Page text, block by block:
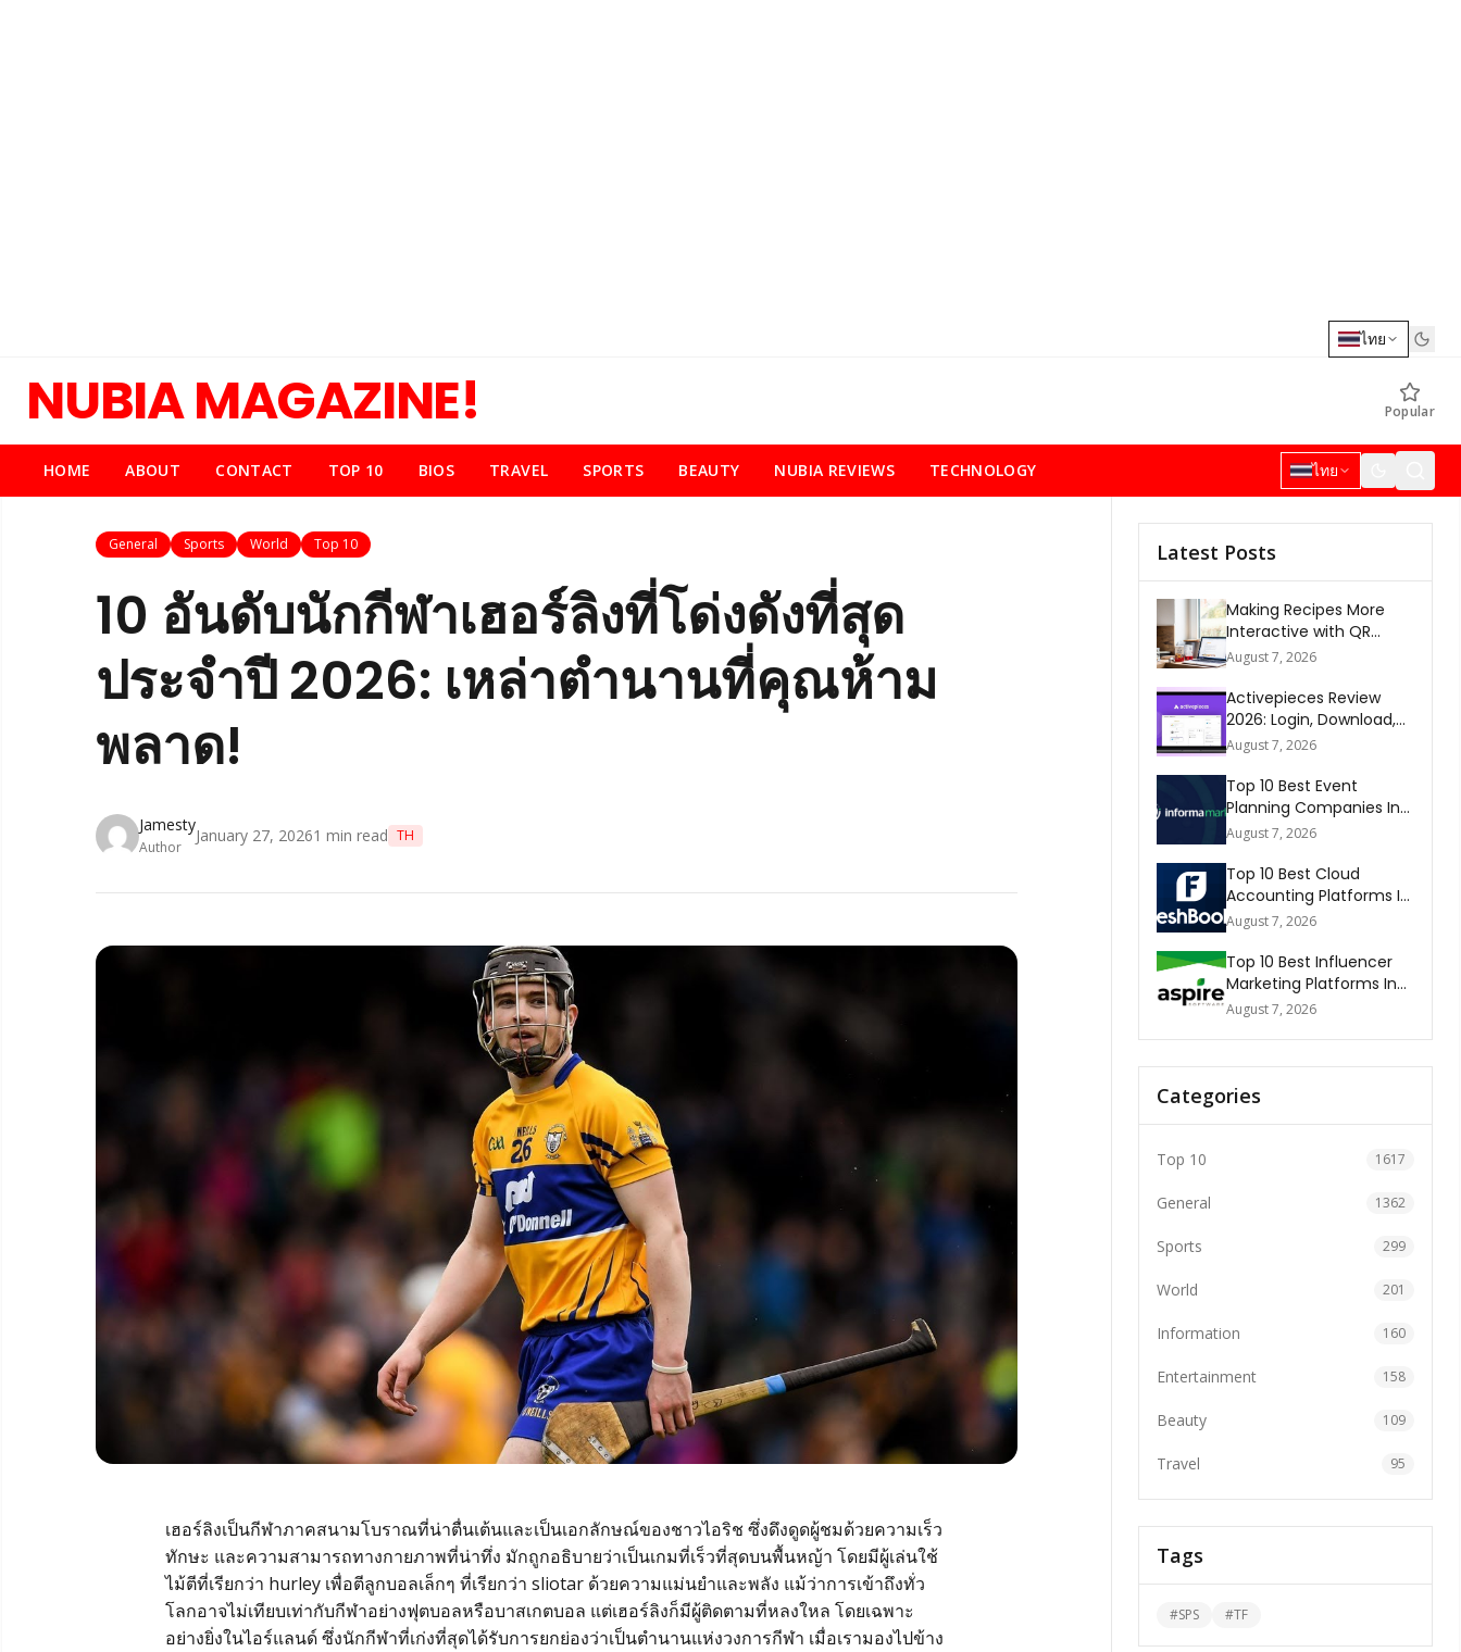
ไทย
NUBIA MAGAZINE! Popular
HOME ABOUT CONTACT TOP 10 BIOS TRAVEL SPORTS BEAUTY NUBIA REVIEWS TECHNOLOGY ไทย
General Sports World Top 10
10 อันดับนักกีฬาเฮอร์ลิงที่โด่งดังที่สุด
ประจำปี 2026: เหล่าตำนานที่คุณห้าม
พลาด!
Jamesty
Author
January 27, 20261 min read TH
เฮอร์ลิงเป็นกีฬาภาคสนามโบราณที่น่าตื่นเต้นและเป็นเอกลักษณ์ของชาวไอริช ซึ่งดึงดูดผู้ชมด้วยความเร็ว
ทักษะ และความสามารถทางกายภาพที่น่าทึ่ง มักถูกอธิบายว่าเป็นเกมที่เร็วที่สุดบนพื้นหญ้า โดยมีผู้เล่นใช้
ไม้ตีที่เรียกว่า hurley เพื่อตีลูกบอลเล็กๆ ที่เรียกว่า sliotar ด้วยความแม่นยำและพลัง แม้ว่าการเข้าถึงทั่ว
โลกอาจไม่เทียบเท่ากับกีฬาอย่างฟุตบอลหรือบาสเกตบอล แต่เฮอร์ลิงก็มีผู้ติดตามที่หลงใหล โดยเฉพาะ
อย่างยิ่งในไอร์แลนด์ ซึ่งนักกีฬาที่เก่งที่สุดได้รับการยกย่องว่าเป็นตำนานแห่งวงการกีฬา เมื่อเรามองไปข้าง
Latest Posts
Making Recipes More
Interactive with QR
Codes
August 7, 2026
Activepieces Review
2026: Login, Download,
AI, Pricing, Automation &
August 7, 2026
Top 10 Best Event
Planning Companies In
The World 2026
August 7, 2026
Top 10 Best Cloud
Accounting Platforms In
The World 2026
August 7, 2026
Top 10 Best Influencer
Marketing Platforms In
The World 2026
August 7, 2026
Categories
Top 10 1617
General 1362
Sports 299
World 201
Information 160
Entertainment 158
Beauty 109
Travel 95
Tags
#SPS #TF